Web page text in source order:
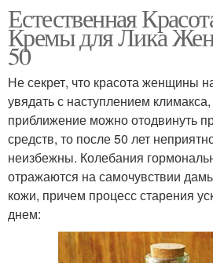
Естественная
Кремы для Лика
50
Не секрет, что красота женщины
увядать с наступлением
приближение можно отодвинуть
средств, то после 50 лет
неизбежны. Колебания
отражаются на самочувствии
кожи, причем процесс старения
днем: